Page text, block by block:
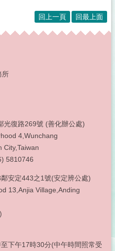
回上一頁 回最上面
所
光復路269號 (善化辦公處)
4,Wunchang
City,Taiwan
5810746
安定443之1號(安定辨公處)
13,Anjia Village,Anding
下午17時30分(中午時間照常受